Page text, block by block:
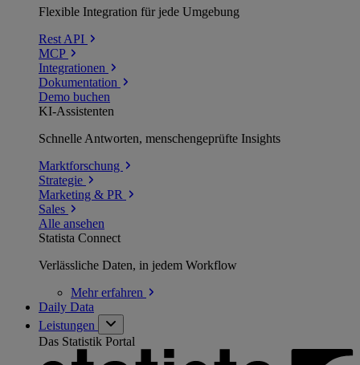
Flexible Integration für jede Umgebung
Rest API
MCP
Integrationen
Dokumentation
Demo buchen
KI-Assistenten
Schnelle Antworten, menschengeprüfte Insights
Marktforschung
Strategie
Marketing & PR
Sales
Alle ansehen
Statista Connect
Verlässliche Daten, in jedem Workflow
Mehrerfahren
Daily Data
Leistungen
Das Statistik Portal